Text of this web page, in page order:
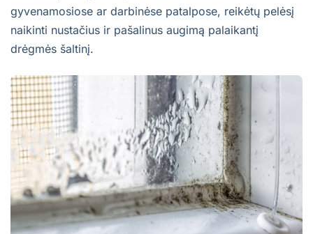
gyvenamosiose ar darbinėse patalpose, reikėtų pelėsį
naikinti nustačius ir pašalinus augimą palaikantį
drėgmės šaltinį.